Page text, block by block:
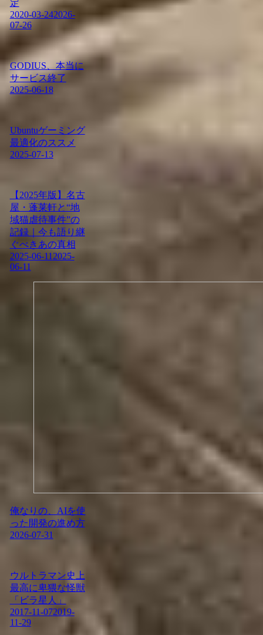
定
2020-03-242026-
07-26
GODIUS、本当に
サービス終了
2025-06-18
Ubuntuゲーミング
最適化のススメ
2025-07-13
【2025年版】名古
屋・蓬莱軒と“地
域猫虐待事件”の
記録｜今も語り継
ぐべきあの真相
2025-06-11 2025-
06-11
俺なりの、AIを使
った開発の進め方
2026-07-31
ウルトラマン史上
最高に卑猥な怪獣
「ビラ星人」
2017-11-072019-
11-29